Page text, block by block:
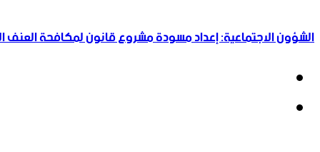
الشؤون الاجتماعية: إعداد مسودة مشروع قانون لمكافحة العنف